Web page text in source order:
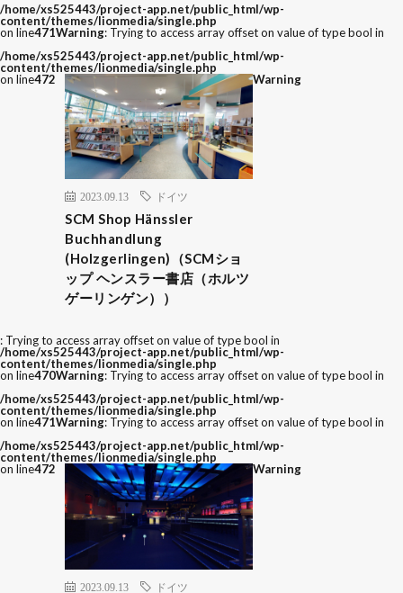
/home/xs525443/project-app.net/public_html/wp-
content/themes/lionmedia/single.php
on line471Warning: Trying to access array offset on value of type bool in
/home/xs525443/project-app.net/public_html/wp-
content/themes/lionmedia/single.php
on line472
2023.09.13 ドイツ
SCM Shop Hänssler
Buchhandlung
(Holzgerlingen)（SCMショ
ップ ヘンスラー書店（ホルツ
ゲーリンゲン））
Warning
: Trying to access array offset on value of type bool in
/home/xs525443/project-app.net/public_html/wp-
content/themes/lionmedia/single.php
on line470Warning: Trying to access array offset on value of type bool in
/home/xs525443/project-app.net/public_html/wp-
content/themes/lionmedia/single.php
on line471Warning: Trying to access array offset on value of type bool in
/home/xs525443/project-app.net/public_html/wp-
content/themes/lionmedia/single.php
on line472
2023.09.13 ドイツ
Warning